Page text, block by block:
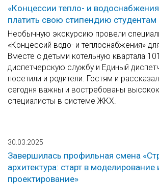
«Концессии тепло- и
платить свою стипендию студентам
Необычную экскурсию провели
«Концессий водо- и теплоснабжения»
Вместе с детьми котельную квартала
диспетчерскую службу и Единый
посетили и родители. Гостям и
сегодня важны и востребованы
специалисты в системе ЖКХ.
30.03.2025
Завершилась профильная смена
архитектура: старт в моделирование
проектирование»